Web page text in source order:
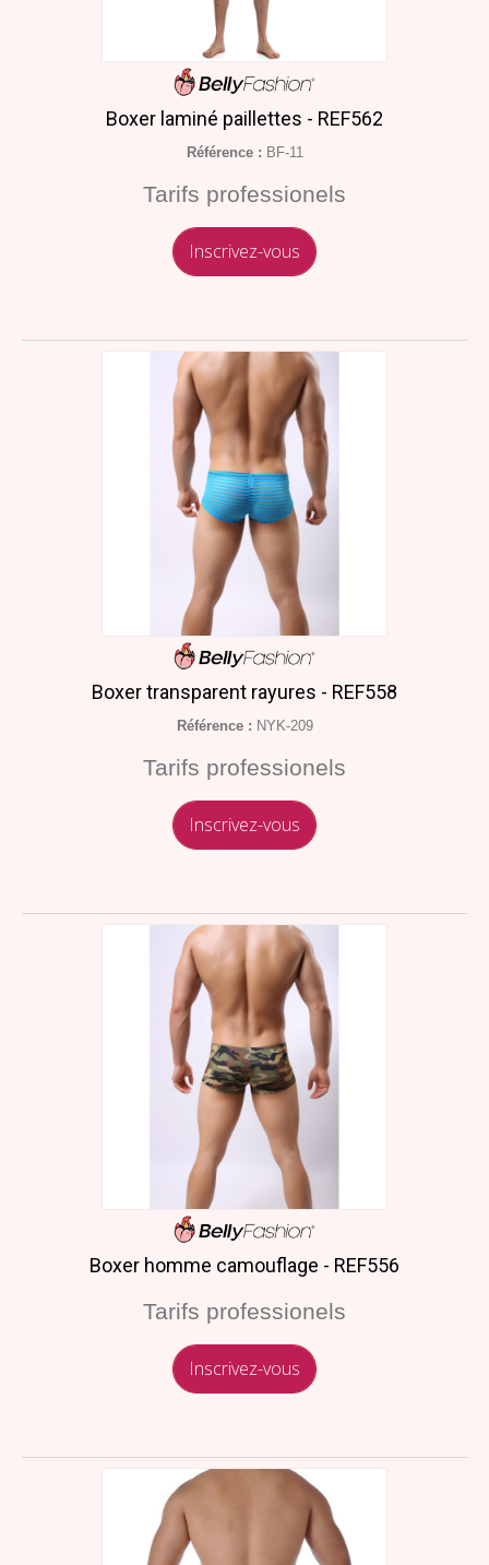
Boxer laminé paillettes - REF562
Référence : BF-11
Tarifs professionels
Inscrivez-vous
Boxer transparent rayures - REF558
Référence : NYK-209
Tarifs professionels
Inscrivez-vous
Boxer homme camouflage - REF556
Tarifs professionels
Inscrivez-vous